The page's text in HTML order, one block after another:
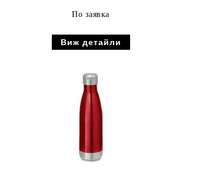
По заявка
Виж детайли